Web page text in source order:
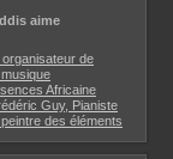
aime
de
Africaine
Guy, Pianiste
des éléments